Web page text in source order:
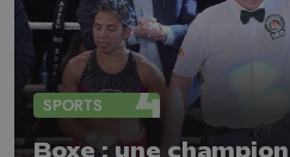
SPORTS
Boxe : une